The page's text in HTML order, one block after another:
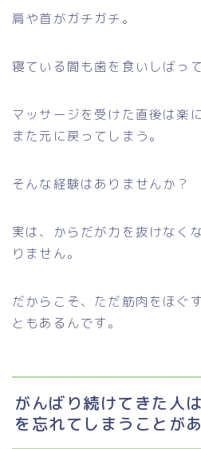
肩や首がガチガチ。
寝ている間も歯を食いしばって
マッサージを受けた直後は楽
また元に戻ってしまう。
そんな経験はありませんか？
実は、からだが力を抜けなく
りません。
だからこそ、ただ筋肉をほぐ
ともあるんです。
がんばり続けてきた人
を忘れてしまうことが